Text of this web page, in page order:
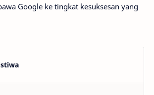
Google ke tingkat kesuksesan yang